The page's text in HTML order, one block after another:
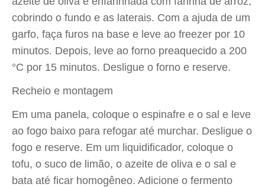
cobrindo o fundo e as laterais. Com a ajuda de um
garfo, faça furos na base e leve ao freezer por 10
minutos. Depois, leve ao forno preaquecido a 200
°C por 15 minutos. Desligue o forno e reserve.
Recheio e montagem
Em uma panela, coloque o espinafre e o sal e leve
ao fogo baixo para refogar até murchar. Desligue o
fogo e reserve. Em um liquidificador, coloque o
tofu, o suco de limão, o azeite de oliva e o sal e
bata até ficar homogêneo. Adicione o fermento